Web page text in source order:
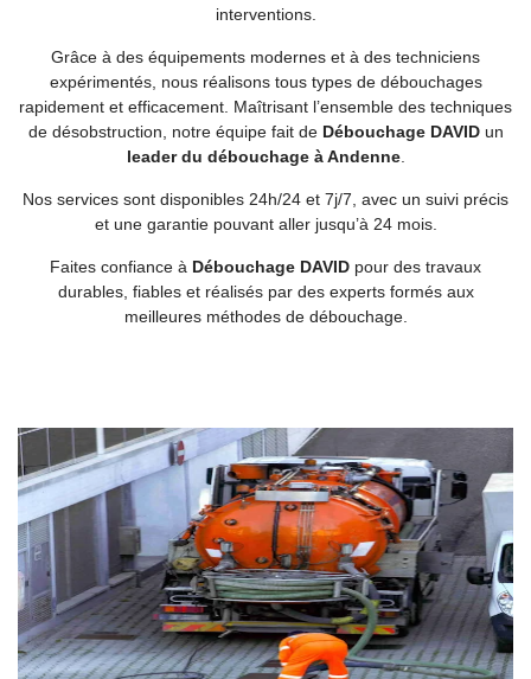
interventions.
Grâce à des équipements modernes et à des techniciens
expérimentés, nous réalisons tous types de débouchages
rapidement et efficacement. Maîtrisant l’ensemble des techniques
de désobstruction, notre équipe fait de Débouchage DAVIDun
leader du débouchage à Andenne.
Nos services sont disponibles 24h/24 et 7j/7, avec un suivi précis
et une garantie pouvant aller jusqu’à 24 mois.
Faites confiance à Débouchage DAVID pour des travaux
durables, fiables et réalisés par des experts formés aux
meilleures méthodes de débouchage.